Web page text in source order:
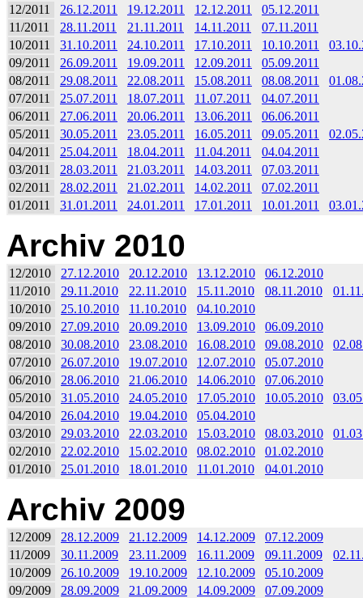
12/2011 26.12.2011 19.12.2011 12.12.2011
05.12.2011
11/2011
28.11.2011 21.11.2011 14.11.2011
07.11.2011
10/2011
31.10.2011 24.10.2011 17.10.2011 10.10.2011
09/2011
26.09.2011 19.09.2011 12.09.2011
05.09.2011
08/2011
29.08.2011 22.08.2011 15.08.2011 08.08.2011
07/2011
25.07.2011 18.07.2011 11.07.2011
04.07.2011
06/2011
27.06.2011 20.06.2011 13.06.2011
06.06.2011
05/2011
30.05.2011 23.05.2011 16.05.2011 09.05.2011
04/2011
25.04.2011 18.04.2011 11.04.2011
04.04.2011
03/2011
28.03.2011 21.03.2011 14.03.2011
07.03.2011
02/2011
28.02.2011 21.02.2011 14.02.2011
07.02.2011
01/2011
31.01.2011 24.01.2011 17.01.2011 10.01.2011
Archiv 2010
12/2010 27.12.2010 20.12.2010 13.12.2010
06.12.2010
11/2010
29.11.2010 22.11.2010 15.11.2010 08.11.2010
10/2010
25.10.2010 11.10.2010
04.10.2010
09/2010
27.09.2010 20.09.2010 13.09.2010
06.09.2010
08/2010
30.08.2010 23.08.2010 16.08.2010 09.08.2010
07/2010
26.07.2010 19.07.2010 12.07.2010
05.07.2010
06/2010
28.06.2010 21.06.2010 14.06.2010
07.06.2010
05/2010
31.05.2010 24.05.2010 17.05.2010 10.05.2010
04/2010
26.04.2010 19.04.2010
05.04.2010
03/2010
29.03.2010 22.03.2010 15.03.2010 08.03.2010
02/2010
22.02.2010 15.02.2010 08.02.2010
01.02.2010
01/2010
25.01.2010 18.01.2010 11.01.2010 04.01.2010
Archiv 2009
12/2009 28.12.2009 21.12.2009 14.12.2009
07.12.2009
11/2009
30.11.2009 23.11.2009 16.11.2009 09.11.2009
10/2009
26.10.2009 19.10.2009 12.10.2009
05.10.2009
09/2009
28.09.2009 21.09.2009 14.09.2009
07.09.2009